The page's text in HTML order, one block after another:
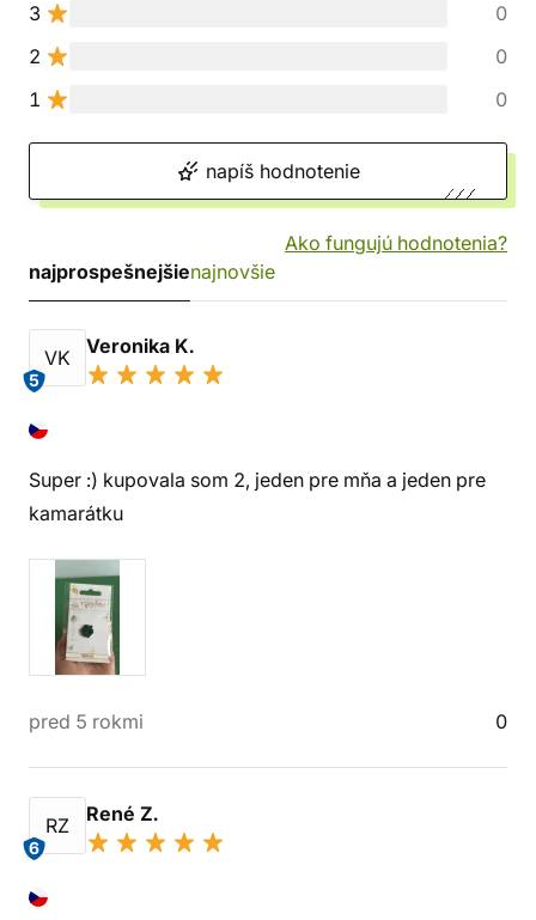
3
0
2
0
1
0
napíš hodnotenie
Ako fungujú hodnotenia?
najprospešnejšienajnovšie
VK
5
Veronika K.
Super :) kupovala som 2, jeden pre mňa a jeden pre
kamarátku
pred 5 rokmi 0
RZ
6
René Z.